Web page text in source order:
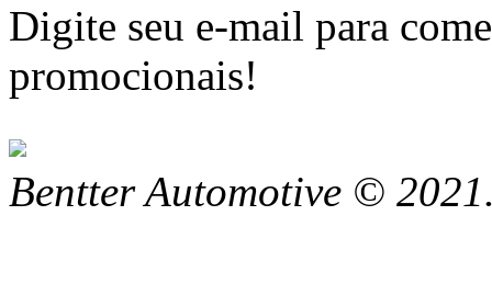
Digite seu e-mail para
promocionais!
Bentter Automotive ©